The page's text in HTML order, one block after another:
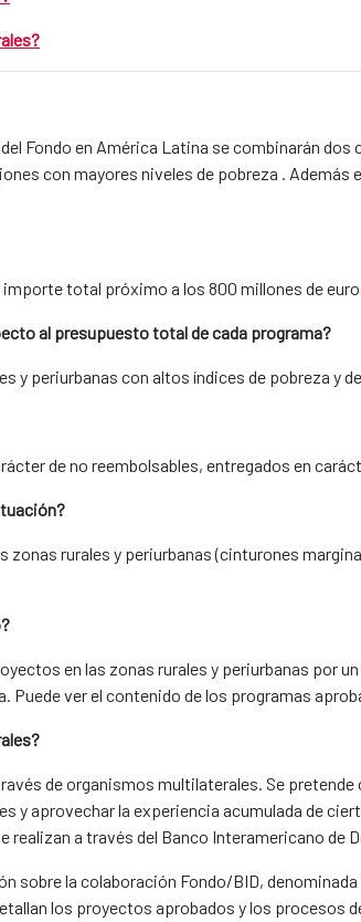
Fondo en América Latina se combinarán
con mayores niveles de pobreza .
total próximo a los 800 millones de
al presupuesto total de cada programa?
y periurbanas con altos índices de pobreza y
de no reembolsables, entregados en
rurales y periurbanas (cinturones
en las zonas rurales y periurbanas por
Puede ver el contenido de los programas
de organismos multilaterales. Se
y aprovechar la experiencia acumulada de
a través del Banco Interamericano de
sobre la colaboración Fondo/BID,
los proyectos aprobados y los procesos